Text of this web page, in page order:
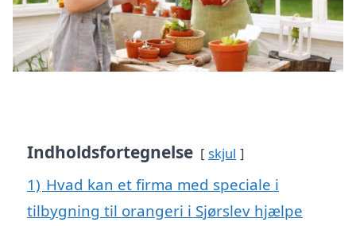
Indholdsfortegnelse skjul
1) Hvad kan et firma med speciale i
tilbygning til orangeri i Sjørslev hjælpe